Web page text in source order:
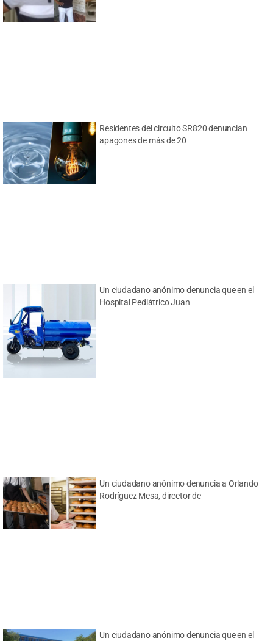
Residentes del circuito SR820 denuncian
apagones de más de 20
Un ciudadano anónimo denuncia que en el
Hospital Pediátrico Juan
Un ciudadano anónimo denuncia a Orlando
Rodríguez Mesa, director de
Un ciudadano anónimo denuncia que en el